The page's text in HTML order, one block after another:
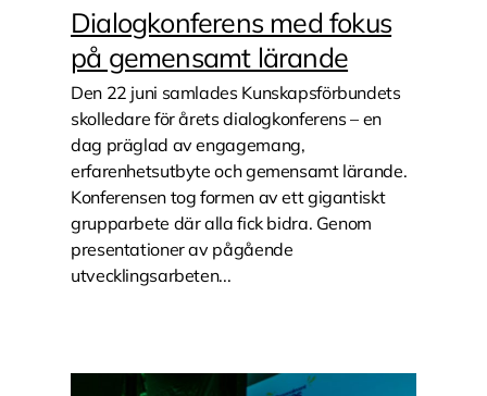
Dialogkonferens med fokus
på gemensamt lärande
Den 22 juni samlades Kunskapsförbundets
skolledare för årets dialogkonferens – en
dag präglad av engagemang,
erfarenhetsutbyte och gemensamt lärande.
Konferensen tog formen av ett gigantiskt
grupparbete där alla fick bidra. Genom
presentationer av pågående
utvecklingsarbeten...